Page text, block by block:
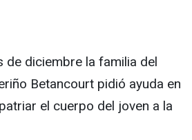
de diciembre la familia del
Betancourt pidió ayuda en
el cuerpo del joven a la